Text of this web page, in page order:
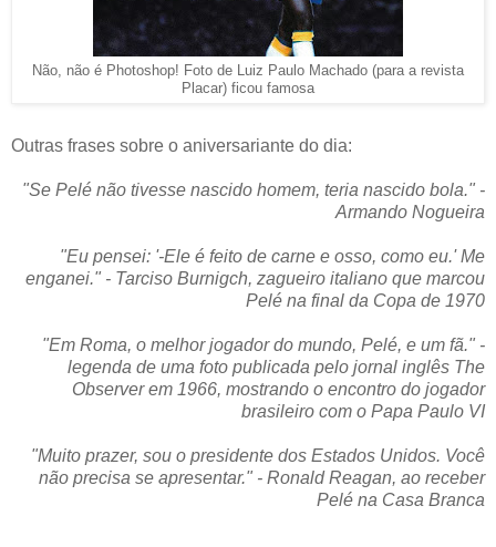
Não, não é Photoshop! Foto de Luiz Paulo Machado (para a revista
Placar) ficou famosa
Outras frases sobre o aniversariante do dia:
"Se Pelé não tivesse nascido homem, teria nascido bola." -
Armando Nogueira
"Eu pensei: '-Ele é feito de carne e osso, como eu.' Me
enganei." - Tarciso Burnigch, zagueiro italiano que marcou
Pelé na final da Copa de 1970
"Em Roma, o melhor jogador do mundo, Pelé, e um fã." -
legenda de uma foto publicada pelo jornal inglês The
Observer em 1966, mostrando o encontro do jogador
brasileiro com o Papa Paulo VI
"Muito prazer, sou o presidente dos Estados Unidos. Você
não precisa se apresentar." - Ronald Reagan, ao receber
Pelé na Casa Branca